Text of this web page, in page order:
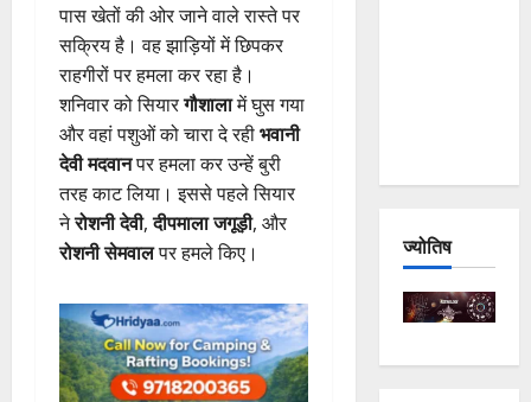
पास खेतों की ओर जाने वाले रास्ते पर
सक्रिय है। वह झाड़ियों में छिपकर
राहगीरों पर हमला कर रहा है।
शनिवार को सियारगौशालामें घुस गया
और वहां पशुओं को चारा दे रहीभवानी
देवी मदवानपर हमला कर उन्हें बुरी
तरह काट लिया। इससे पहले सियार
नेरोशनी देवी,दीपमाला जगूड़ी, और
रोशनी सेमवालपर हमले किए। ज्योतिष